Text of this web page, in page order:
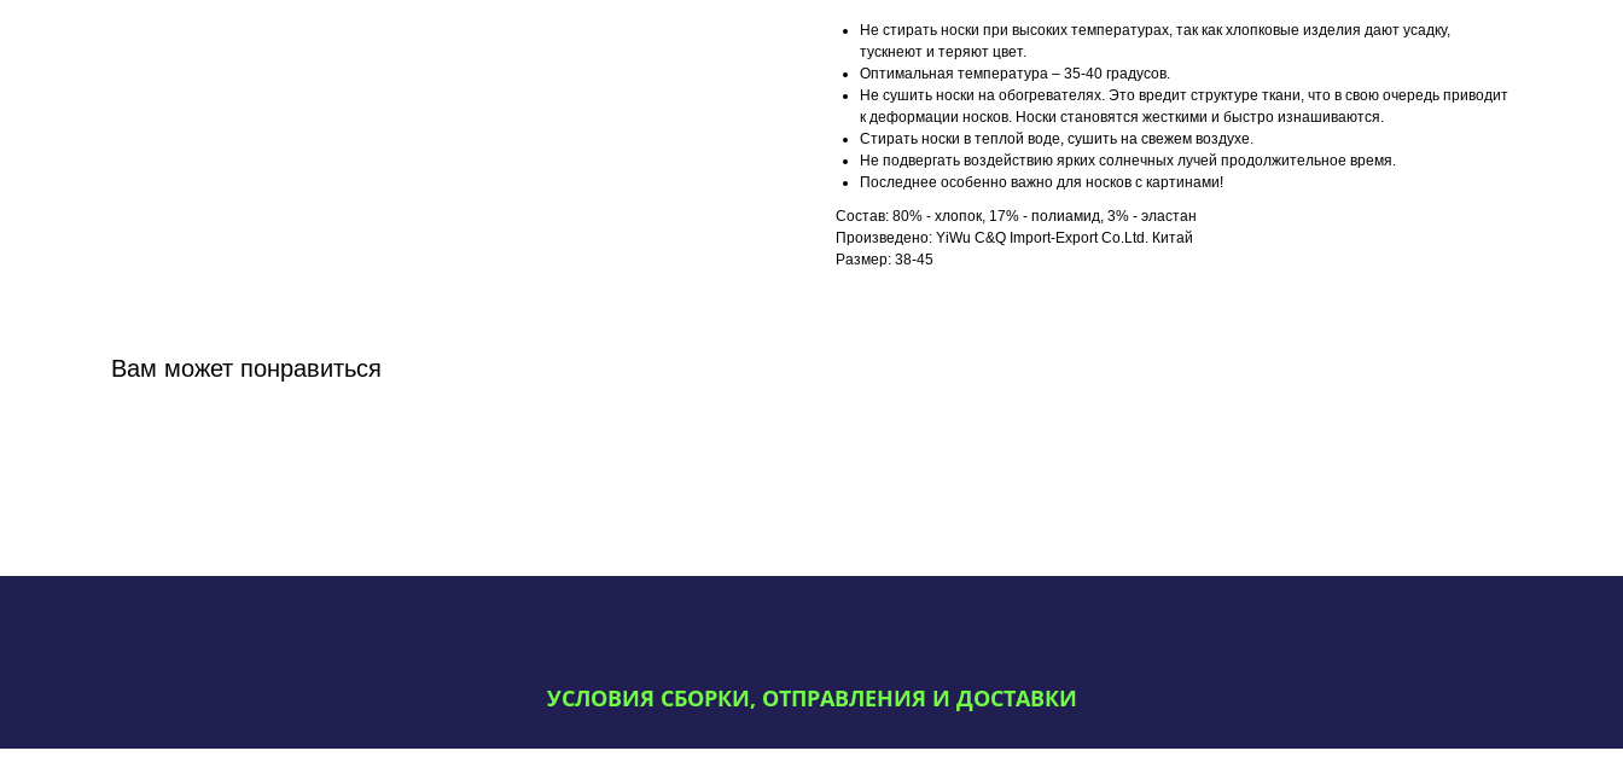
Не стирать носки при высоких температурах, так как хлопковые изделия дают усадку,
тускнеют и теряют цвет.
Оптимальная температура – 35-40 градусов.
Не сушить носки на обогревателях. Это вредит структуре ткани, что в свою очередь приводит
к деформации носков. Носки становятся жесткими и быстро изнашиваются.
Стирать носки в теплой воде, сушить на свежем воздухе.
Не подвергать воздействию ярких солнечных лучей продолжительное время.
Последнее особенно важно для носков с картинами!
Состав: 80% - хлопок, 17% - полиамид, 3% - эластан
Произведено: YiWu C&Q Import-Export Co.Ltd. Китай
Размер: 38-45
Вам может понравиться
УСЛОВИЯ СБОРКИ, ОТПРАВЛЕНИЯ И ДОСТАВКИ